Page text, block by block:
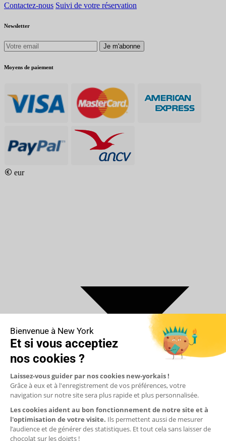
Contactez-nous Suivi de votre réservation
Newsletter
Je m'abonne
Moyens de paiement
eur
€ Euro
$ Dollar US
$ Dollar Canadien